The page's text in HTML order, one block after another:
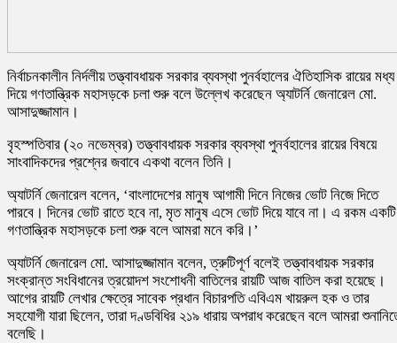
নির্বাচনকালীন নির্দলীয় তত্ত্বাবধায়ক সরকার ব্যবস্থা পুনর্বহালের ঐতিহাসিক রায়ের মধ্য
দিয়ে গণতান্ত্রিক মহাসড়কে চলা শুরু বলে উল্লেখ করেছেন অ্যাটর্নি জেনারেল মো.
আসাদুজ্জামান।
বৃহস্পতিবার (২০ নভেম্বর) তত্ত্বাবধায়ক সরকার ব্যবস্থা পুনর্বহালের রায়ের বিষয়ে
সাংবাদিকদের প্রশ্নের জবাবে একথা বলেন তিনি।
অ্যাটর্নি জেনারেল বলেন, ‘বাংলাদেশের মানুষ আগামী দিনে নিজের ভোট নিজে দিতে
পারবে। দিনের ভোট রাতে হবে না, মৃত মানুষ এসে ভোট দিয়ে যাবে না। এ রকম একটি
গণতান্ত্রিক মহাসড়কে চলা শুরু বলে আমরা মনে করি।’
অ্যাটর্নি জেনারেল মো. আসাদুজ্জামান বলেন, ত্রুটিপূর্ণ বলেই তত্ত্বাবধায়ক সরকার
সংক্রান্ত সংবিধানের ত্রয়োদশ সংশোধনী বাতিলের রায়টি আজ বাতিল করা হয়েছে।
আগের রায়টি লেখার ক্ষেত্রে সাবেক প্রধান বিচারপতি এবিএম খায়রুল হক ও তার
সহযোগী যারা ছিলেন, তারা দণ্ডবিধির ২১৯ ধারায় অপরাধ করেছেন বলে আমরা
বলেছি।